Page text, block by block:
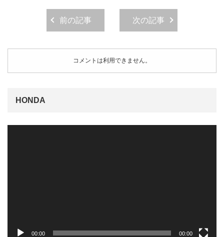
前の記事 次の記事
コメントは利用できません。
HONDA
00:00 00:00